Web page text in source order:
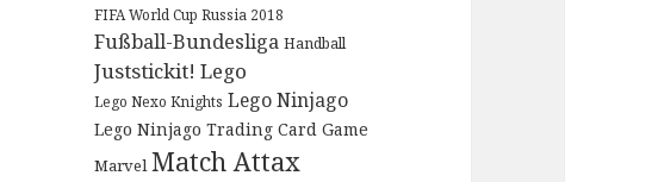
FIFA World Cup Russia 2018
Fußball-Bundesliga Handball
Juststickit! Lego
Lego Nexo Knights Lego Ninjago
Lego Ninjago Trading Card Game
Marvel Match Attax